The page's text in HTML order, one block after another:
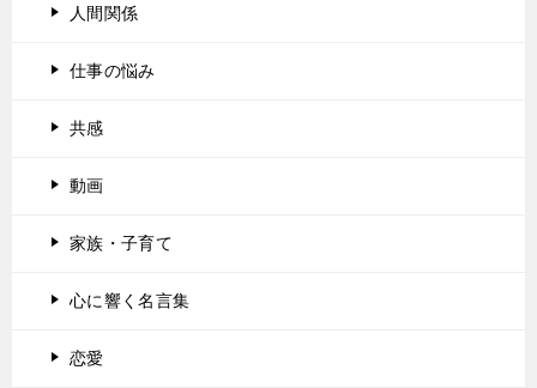
人間関係
仕事の悩み
共感
動画
家族・子育て
心に響く名言集
恋愛